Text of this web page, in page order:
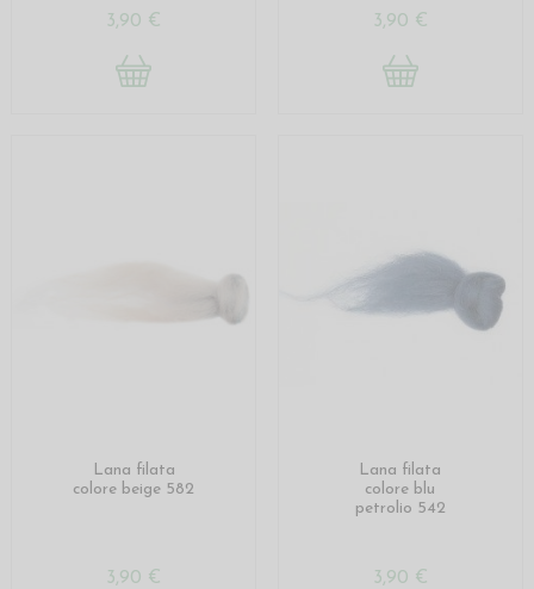
3,90 € 3,90 €
Lana filata
colore beige 582
3,90 €
Lana filata
colore blu
petrolio 542
3,90 €